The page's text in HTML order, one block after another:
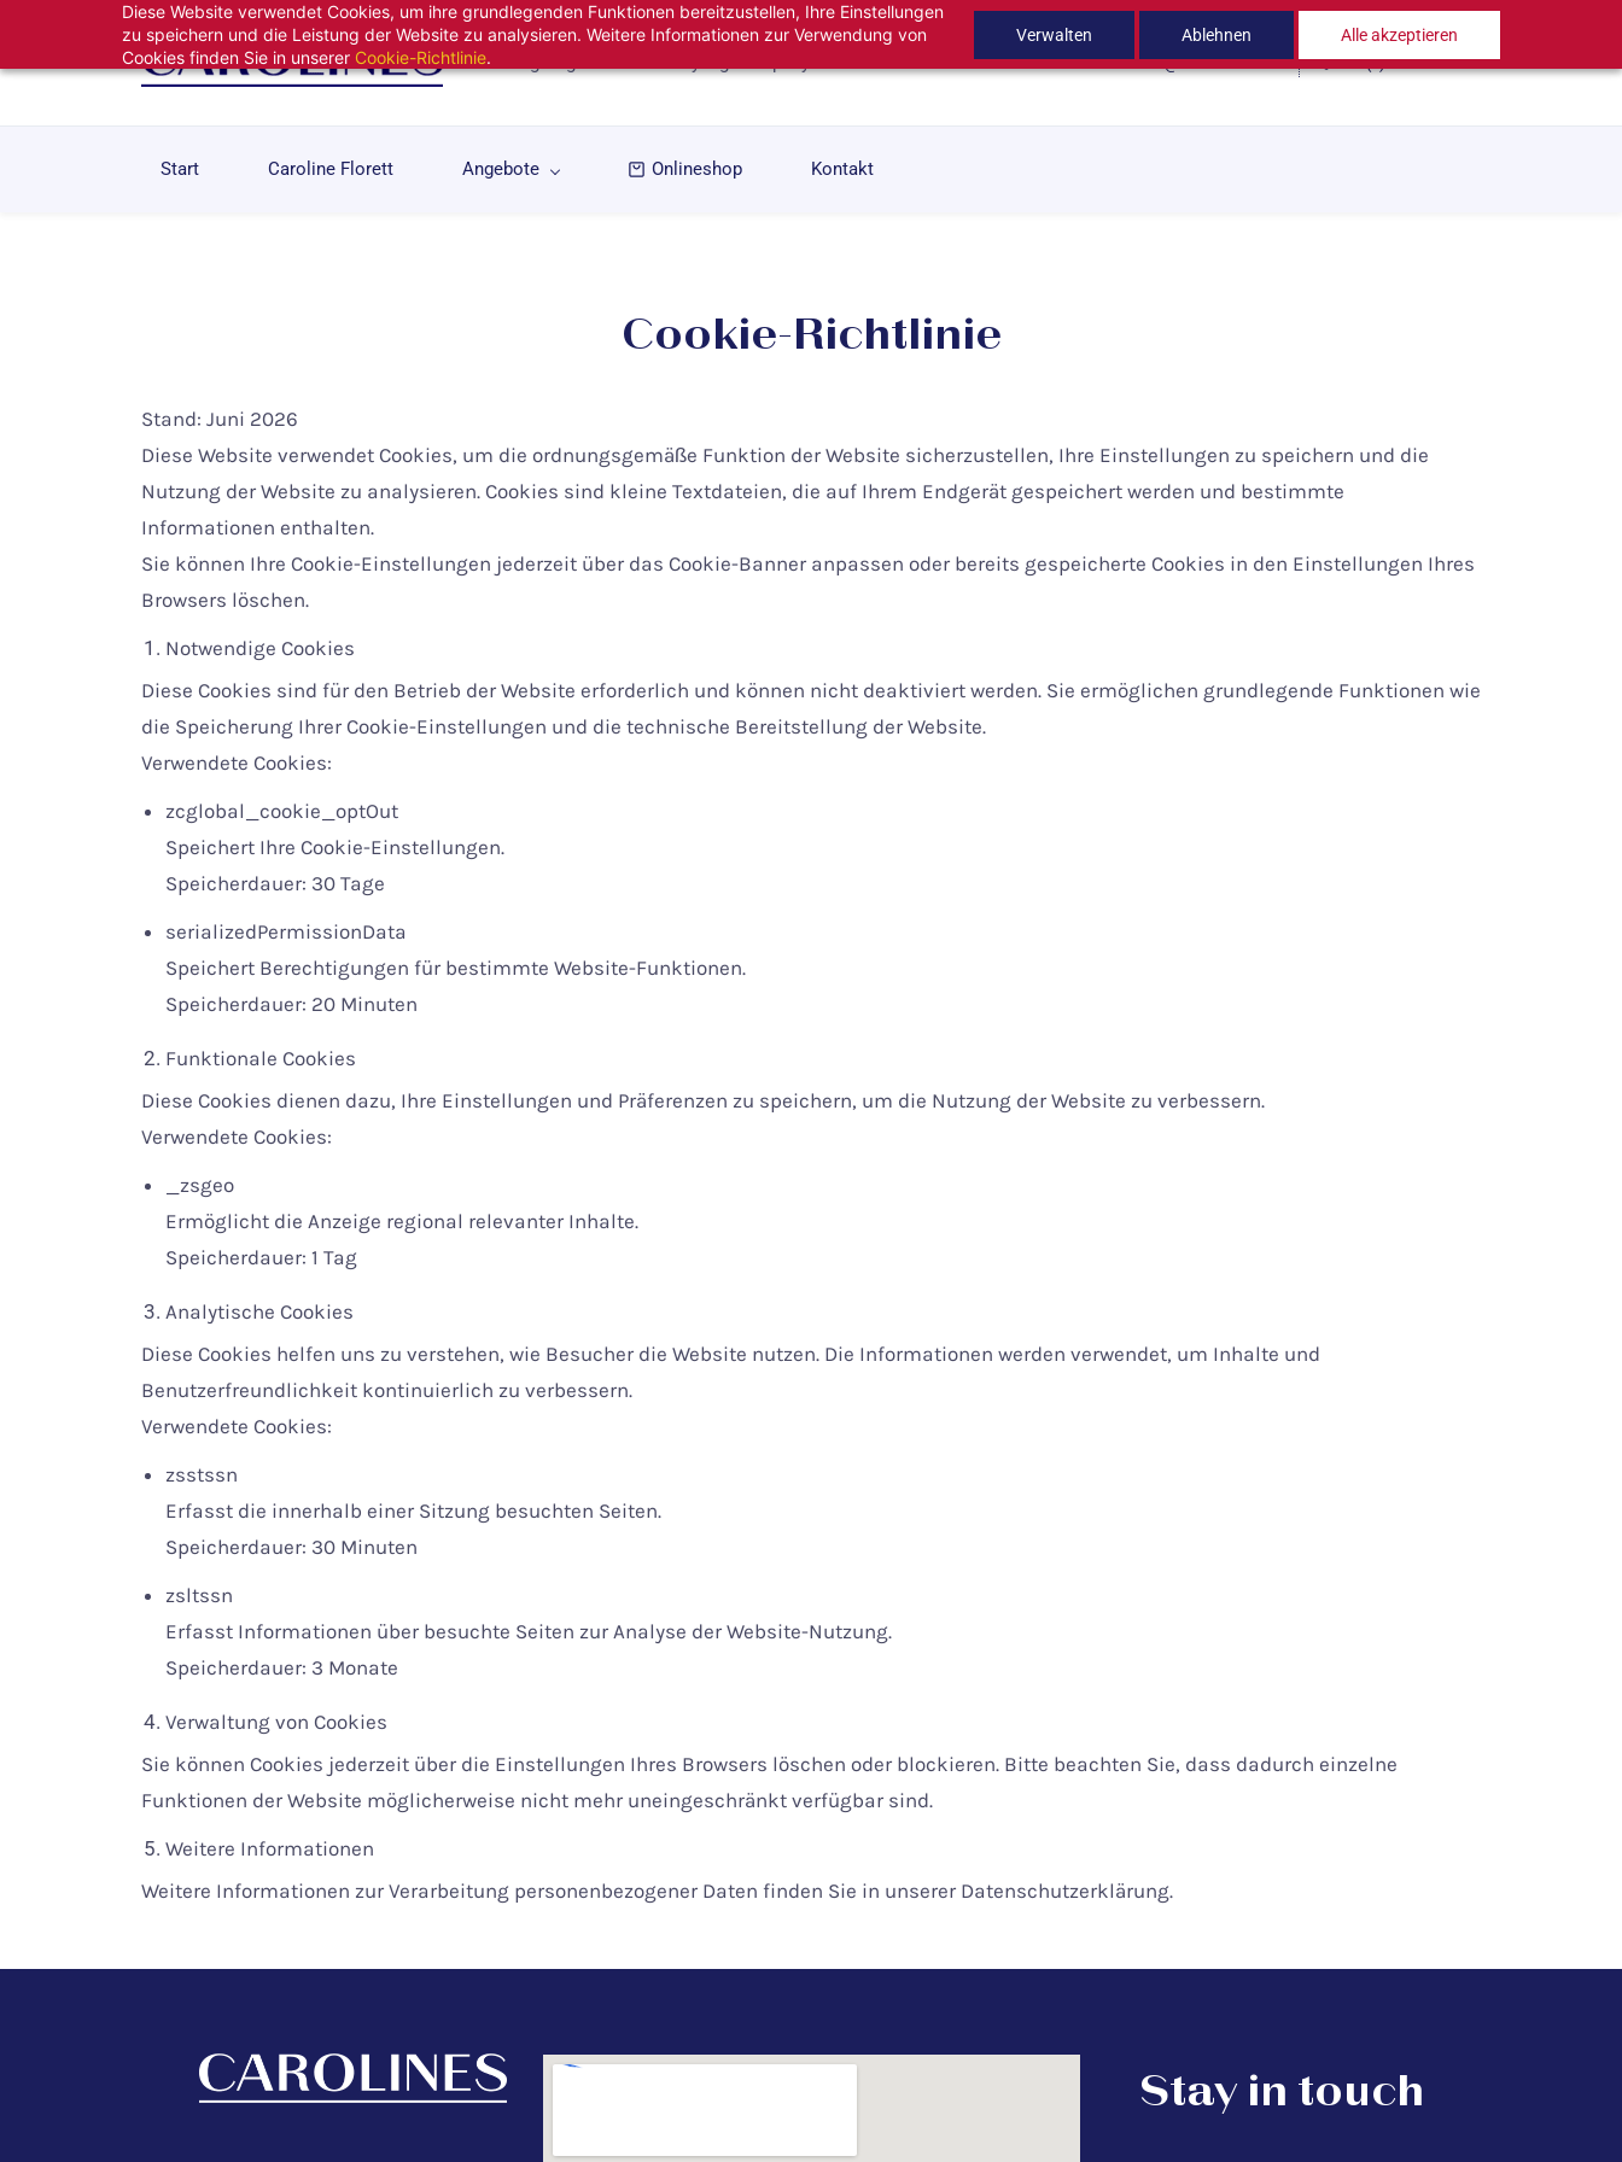
Diese Website verwendet Cookies, um ihre grundlegenden Funktionen bereitzustellen, Ihre Einstellungen
zu speichern und die Leistung der Website zu analysieren. Weitere Informationen zur Verwendung von
Cookies finden Sie in unserer Cookie-Richtlinie.
Verwalten Ablehnen Alle akzeptieren
Die einzigartige Fashion & Styling Company hello@carolines.world +49 (0)228 18 456 47
Start Caroline Florett Angebote Onlineshop Kontakt
Cookie-Richtlinie
Stand: Juni 2026
Diese Website verwendet Cookies, um die ordnungsgemäße Funktion der Website sicherzustellen, Ihre Einstellungen zu speichern und die
Nutzung der Website zu analysieren. Cookies sind kleine Textdateien, die auf Ihrem Endgerät gespeichert werden und bestimmte
Informationen enthalten.
Sie können Ihre Cookie-Einstellungen jederzeit über das Cookie-Banner anpassen oder bereits gespeicherte Cookies in den Einstellungen Ihres
Browsers löschen.
Notwendige Cookies
Diese Cookies sind für den Betrieb der Website erforderlich und können nicht deaktiviert werden. Sie ermöglichen grundlegende Funktionen wie
die Speicherung Ihrer Cookie-Einstellungen und die technische Bereitstellung der Website.
Verwendete Cookies:
zcglobal_cookie_optOut
Speichert Ihre Cookie-Einstellungen.
Speicherdauer: 30 Tage
serializedPermissionData
Speichert Berechtigungen für bestimmte Website-Funktionen.
Speicherdauer: 20 Minuten
Funktionale Cookies
Diese Cookies dienen dazu, Ihre Einstellungen und Präferenzen zu speichern, um die Nutzung der Website zu verbessern.
Verwendete Cookies:
_zsgeo
Ermöglicht die Anzeige regional relevanter Inhalte.
Speicherdauer: 1 Tag
Analytische Cookies
Diese Cookies helfen uns zu verstehen, wie Besucher die Website nutzen. Die Informationen werden verwendet, um Inhalte und
Benutzerfreundlichkeit kontinuierlich zu verbessern.
Verwendete Cookies:
zsstssn
Erfasst die innerhalb einer Sitzung besuchten Seiten.
Speicherdauer: 30 Minuten
zsltssn
Erfasst Informationen über besuchte Seiten zur Analyse der Website-Nutzung.
Speicherdauer: 3 Monate
Verwaltung von Cookies
Sie können Cookies jederzeit über die Einstellungen Ihres Browsers löschen oder blockieren. Bitte beachten Sie, dass dadurch einzelne
Funktionen der Website möglicherweise nicht mehr uneingeschränkt verfügbar sind.
Weitere Informationen
Weitere Informationen zur Verarbeitung personenbezogener Daten finden Sie in unserer Datenschutzerklärung.
Stay in touch